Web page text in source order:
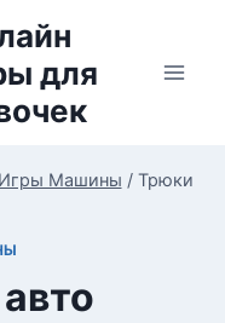
для
Игры Машины / Трюки